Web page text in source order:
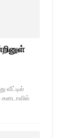
வீட்டில்
கனடாவில்